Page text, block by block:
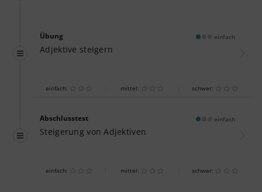
Übung einfach
Adjektive steigern
einfach: mittel: schwer:
Abschlusstest einfach
Steigerung von Adjektiven
einfach: mittel: schwer: